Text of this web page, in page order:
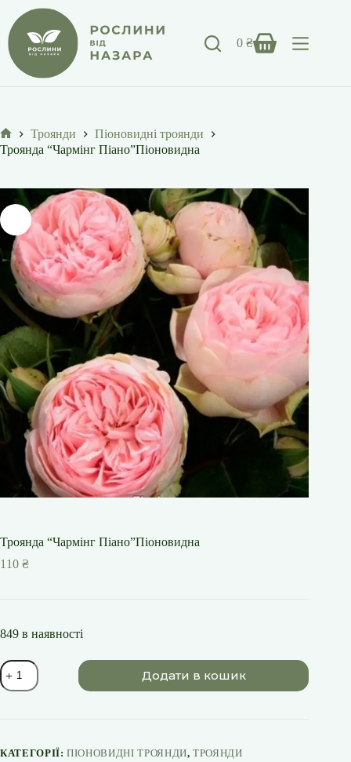
Перейти
вмісту
Кошик
0₴
Головна
Троянди
Піоновидні троянди
Троянда “Чармінг Піано”Піоновидна
Троянда “Чармінг Піано”Піоновидна
110 ₴
849 в наявності
Троянда
"Чармінг
Піано"Піоновидна
Додати в кошик
КАТЕГОРІЇ:ПІОНОВИДНІ ТРОЯНДИ,ТРОЯНДИ